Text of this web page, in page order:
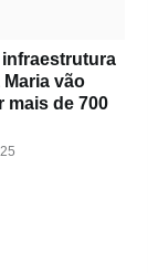
Maria vão
mais de 700